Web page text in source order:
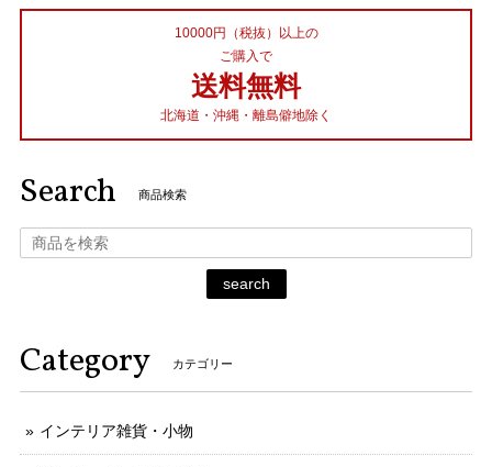
10000円（税抜）以上の
ご購入で
送料無料
北海道・沖縄・離島僻地除く
Search 商品検索
search
Category カテゴリー
インテリア雑貨・小物